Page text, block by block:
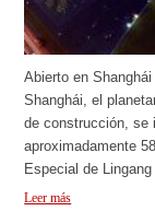
Abierto en
Shanghái, el
de construcción, se
aproximadamente
Especial de
Leer más